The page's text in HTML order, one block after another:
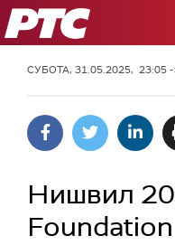
РТС
СУБОТА, 31.05.2025, 23:05 -
Нишвил
Foundation